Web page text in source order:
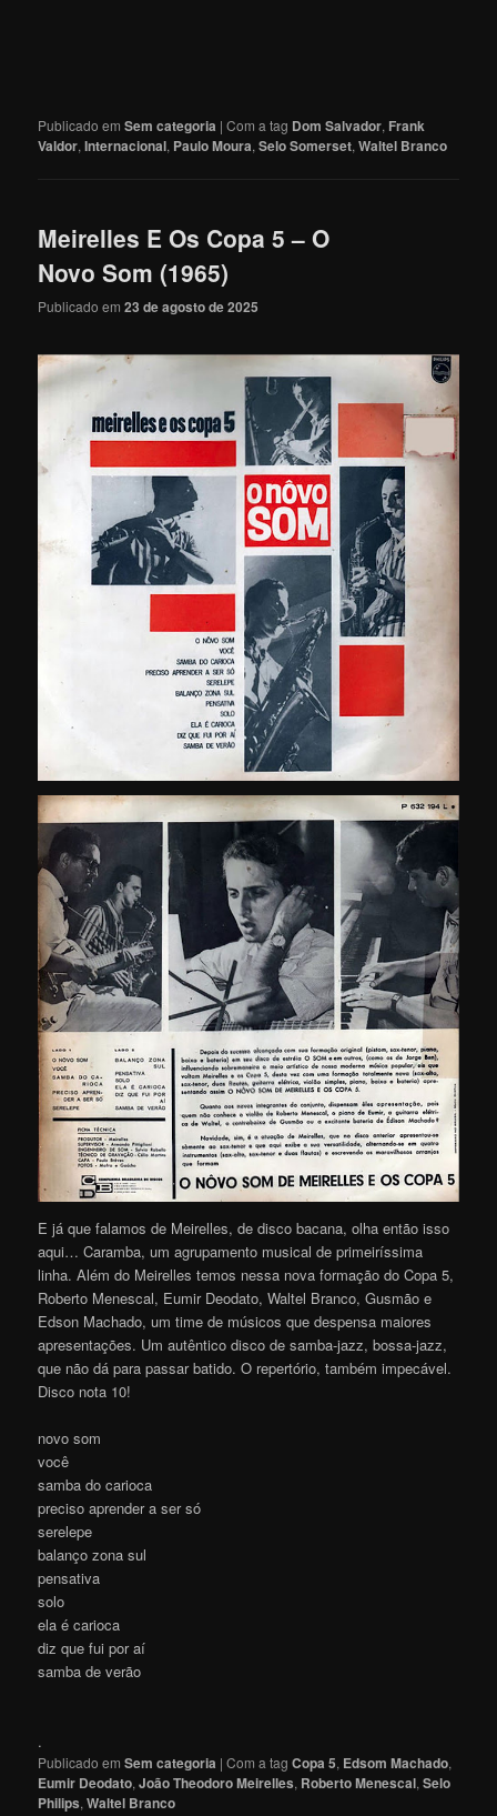
Publicado em Sem categoria |Com a tag Dom Salvador, Frank
Valdor,Internacional, Paulo Moura,Selo Somerset,Waltel Branco
Meirelles E Os Copa 5 – O
Novo Som (1965)
Publicado em23 de agosto de 2025
E já que falamos de Meirelles, de disco bacana, olha então isso
aqui… Caramba, um agrupamento musical de primeiríssima
linha. Além do Meirelles temos nessa nova formação do Copa 5,
Roberto Menescal, Eumir Deodato, Waltel Branco, Gusmão e
Edson Machado, um time de músicos que despensa maiores
apresentações. Um autêntico disco de samba-jazz, bossa-jazz,
que não dá para passar batido. O repertório, também impecável.
Disco nota 10!
novo som
você
samba do carioca
preciso aprender a ser só
serelepe
balanço zona sul
pensativa
solo
ela é carioca
diz que fui por aí
samba de verão
.
Publicado em Sem categoria |Com a tagCopa 5, Edsom Machado,
Eumir Deodato,João Theodoro Meirelles, Roberto Menescal,Selo
Philips,Waltel Branco